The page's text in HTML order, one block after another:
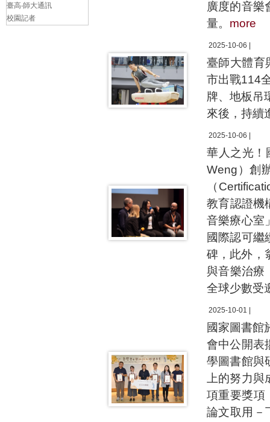
廣度的音樂
量。 more
2025-10-06 |
臺師大體育
市出戰114
牌、地板吊
來後，持續
2025-10-06 |
華人之光！
Weng）創
（
教育認證機
音樂療心室
國際認可繼
碑，此外，
與音樂治療
全球少數受
2025-10-01 |
國家圖書館
會中公開表
學圖書館與
上的努力
項重要獎項
論文取用－
臺高‧師大通訊
校園記者